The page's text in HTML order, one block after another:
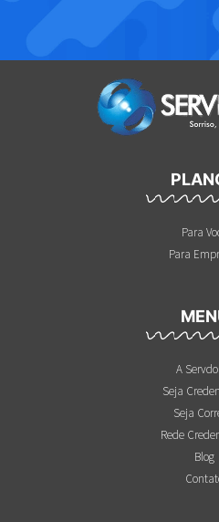
Para
Para
A
Seja
Seja
Rede
Blog